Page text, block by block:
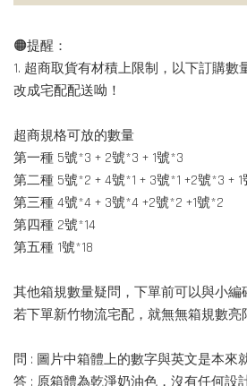
🟠提醒：
1. 超商取貨有材積上限制，以下訂購數
改成宅配配送呦！
超商規格可放的數量
第一種 5號*3 + 2號*3 + 1號*3
第二種 5號*2 + 4號*1 + 3號*1 +2號*3 + 1
第三種 4號*4 + 3號*4 +2號*2 +1號*2
第四種 2號*14
第五種 1號*18
其他箱規數量疑問，下單前可以與小編
若下單新竹物流宅配，就無無箱規數亮
問 : 圖片中箱體上的數字與英文是本來
答 : 原箱體為乾淨奶油色，沒有任何設